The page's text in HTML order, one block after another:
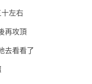
左右
再攻頂
去看看了